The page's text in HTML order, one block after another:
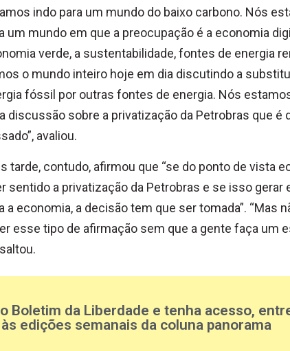
indo para um mundo do baixo carbono. Nós
um mundo em que a preocupação é a economia
verde, a sustentabilidade, fontes de energia
o mundo inteiro hoje em dia discutindo a
fóssil por outras fontes de energia. Nós
discussão sobre a privatização da Petrobras que é
avaliou.
tarde, contudo, afirmou que “se do ponto de vista
sentido a privatização da Petrobras e se isso gerar
a economia, a decisão tem que ser tomada”. “Mas
esse tipo de afirmação sem que a gente faça um
Boletim da Liberdade e tenha acesso,
edições semanais da coluna panorama